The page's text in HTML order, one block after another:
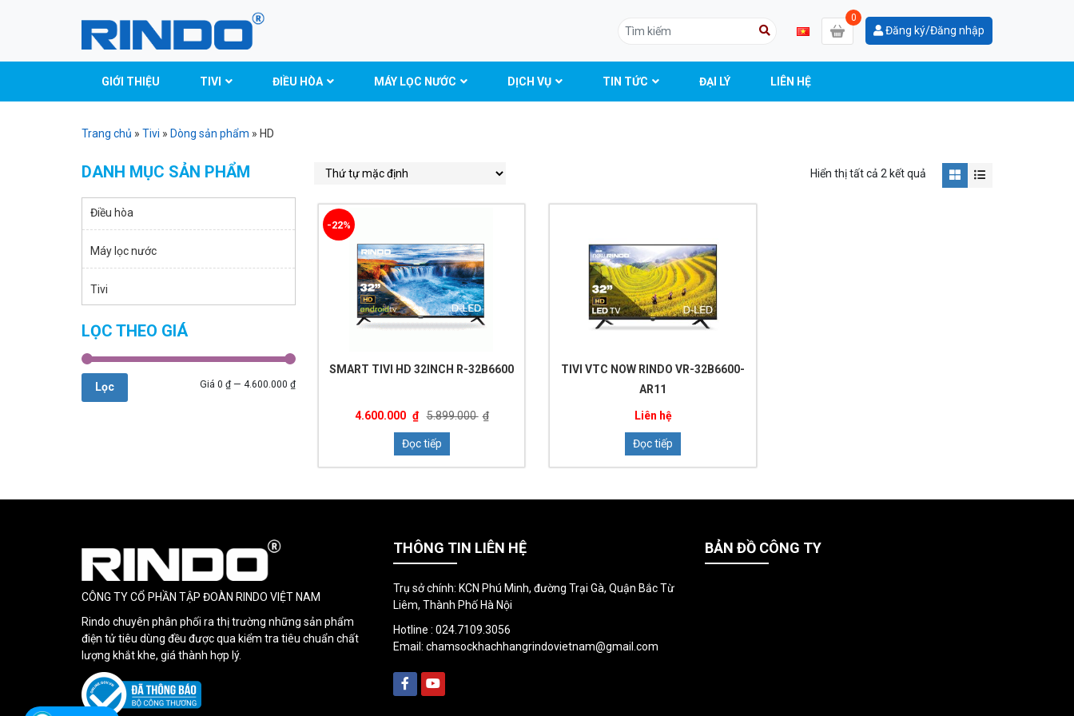
Đăng ký/Đăng nhập
GIỚI THIỆU TIVI ĐIỀU HÒA MÁY LỌC NƯỚC DỊCH VỤ TIN TỨC ĐẠI LÝ LIÊN HỆ
Trang chủ » Tivi » Dòng sản phẩm » HD
Hiển thị tất cả 2 kết quả
SMART TIVI HD 32INCH R-32B6600
4.600.000 ₫ 5.899.000 ₫
Đọc tiếp
-22%
TIVI VTC NOW RINDO VR-32B6600-
AR11
Liên hệ
Đọc tiếp
DANH MỤC SẢN PHẨM
Điều hòa
Máy lọc nước
Tivi
LỌC THEO GIÁ
Lọc Giá 0 ₫— 4.600.000 ₫
CÔNG TY CỔ PHẦN TẬP ĐOÀN RINDO VIỆT NAM
Rindo chuyên phân phối ra thị trường những sản phẩm
điện tử tiêu dùng đều được qua kiểm tra tiêu chuẩn chất
lượng khắt khe, giá thành hợp lý.
THÔNG TIN LIÊN HỆ
Trụ sở chính: KCN Phú Minh, đường Trại Gà, Quận Bắc Từ
Liêm, Thành Phố Hà Nội
Hotline : 024.7109.3056
Email: chamsockhachhangrindovietnam@gmail.com
BẢN ĐỒ CÔNG TY